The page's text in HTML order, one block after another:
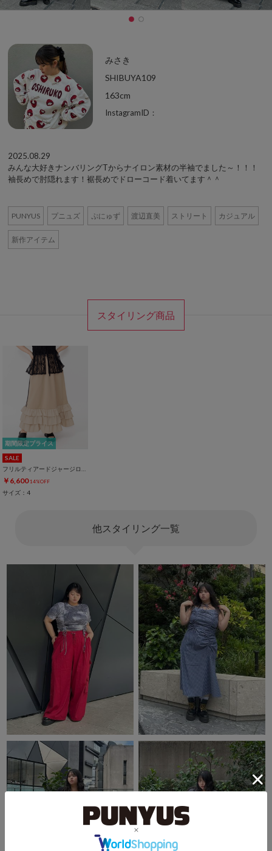
みさき
SHIBUYA109
163cm
InstagramID：
2025.08.29
みんな大好きナンバリングTからナイロン素材の半袖でました～！！！
袖長めで肘隠れます！裾長めでドローコード着いてます＾＾
PUNYUS プニュズ ぷにゅず 渡辺直美 ストリート カジュアル
新作アイテム
スタイリング商品
期間限定プライス
SALE
￥6,600 14%OFF
サイズ：4
他スタイリング一覧